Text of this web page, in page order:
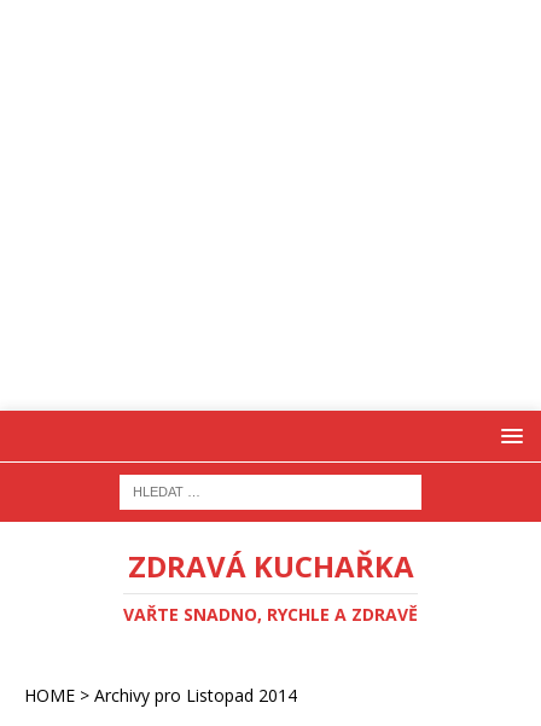
ZDRAVÁ KUCHAŘKA
VAŘTE SNADNO, RYCHLE A ZDRAVĚ
HOME > Archivy pro Listopad 2014